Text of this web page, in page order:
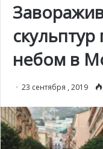
небом в
23 сентября , 2019